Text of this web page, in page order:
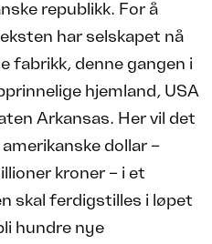
republikk. For å
har selskapet nå
fabrikk, denne gangen i
hjemland, USA
Arkansas. Her vil det
dollar –
kroner – i et
skal ferdigstilles i løpet
hundre nye